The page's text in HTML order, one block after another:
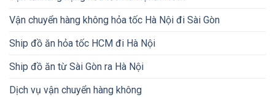
Vận chuyển hàng không hỏa tốc Hà Nội đi Sài Gòn
Ship đồ ăn hỏa tốc HCM đi Hà Nội
Ship đồ ăn từ Sài Gòn ra Hà Nội
Dịch vụ vận chuyển hàng không